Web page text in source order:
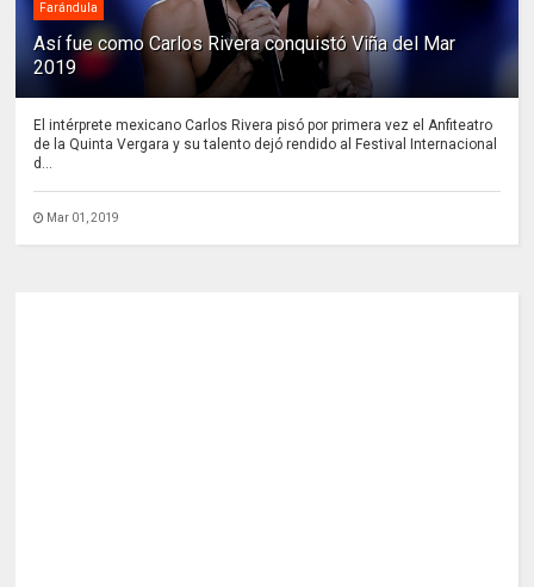
Farándula
Así fue como Carlos Rivera conquistó Viña del Mar
2019
El intérprete mexicano Carlos Rivera pisó por primera vez el Anfiteatro
de la Quinta Vergara y su talento dejó rendido al Festival Internacional
d...
Mar 01, 2019